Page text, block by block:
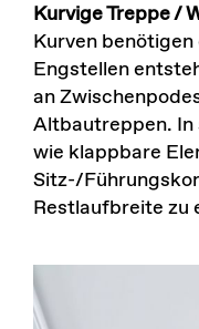
Kurvige Treppe /
Kurven
Engstellen
an
Altbautreppen. In
wie klappbare
Sitz-/
Restlaufbreite zu